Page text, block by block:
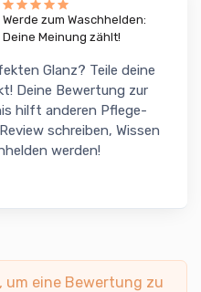
Werde zum Waschhelden:
Deine Meinung zählt!
Glanz? Teile deine
Deine Bewertung zur
hilft anderen Pflege-
schreiben, Wissen
werden!
um eine Bewertung zu